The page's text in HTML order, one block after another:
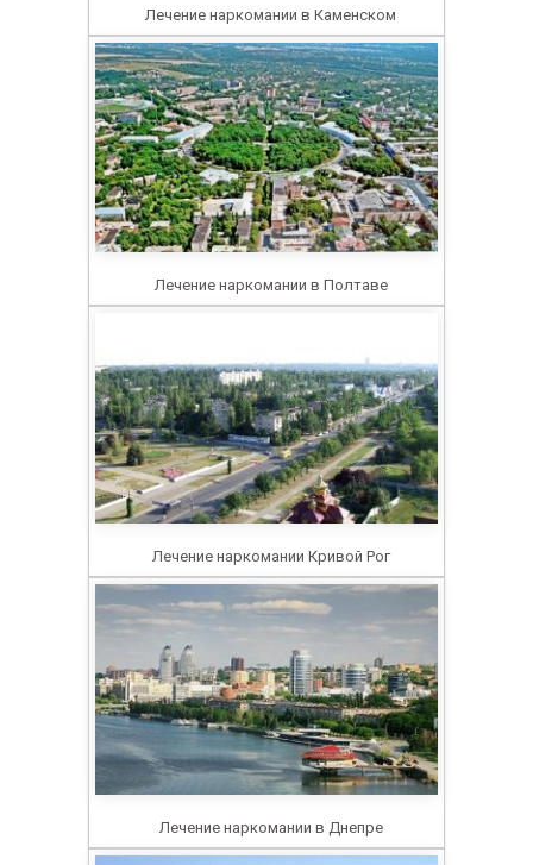
Лечение наркомании в Каменском
Лечение наркомании в Полтаве
Лечение наркомании Кривой Рог
Лечение наркомании в Днепре